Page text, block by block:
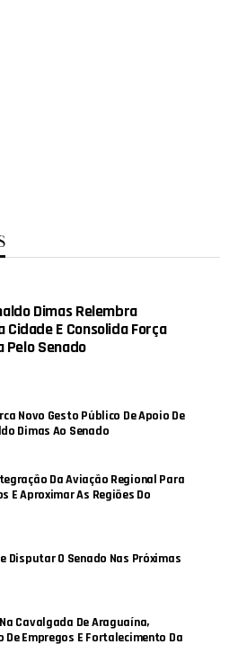
Dimas Relembra
E Consolida Força
Pelo Senado
Novo Gesto Público De Apoio De
Dimas Ao Senado
Da Aviação Regional Para
Aproximar As Regiões Do
Disputar O Senado Nas Próximas
Cavalgada De Araguaína,
De Empregos E Fortalecimento Da